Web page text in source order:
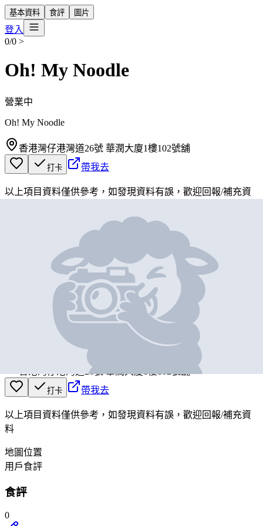
基本資料 食評 圖片
登入
0/0 >
Oh! My Noodle
營業中
Oh! My Noodle
香港灣仔港灣道26號 華潤大廈1樓102號舖
打卡 帶我去
以上項目資料僅供參考，如發現資料有誤，歡迎回報/補充資
Oh! My Noodle
香港灣仔港灣道26號 華潤大廈1樓102號舖
打卡 帶我去
以上項目資料僅供參考，如發現資料有誤，歡迎回報/補充資
料
地圖位置
用戶食評
食評
0